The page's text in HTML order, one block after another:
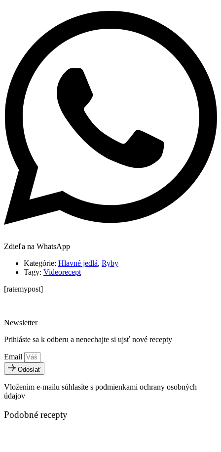
Zdieľa na WhatsApp
Kategórie: Hlavné jedlá, Ryby
Tagy: Videorecept
[ratemypost]
Newsletter
Prihláste sa k odberu a nenechajte si ujsť nové recepty
Email
Odoslať
Vložením e-mailu súhlasíte s podmienkami ochrany osobných
údajov
Podobné recepty